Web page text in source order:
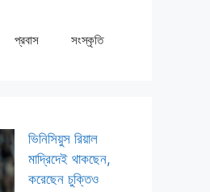
প্রবাস সংস্কৃতি
ভিনিসিয়ুস রিয়াল
মাদ্রিদেই থাকছেন,
করেছেন চুক্তিও